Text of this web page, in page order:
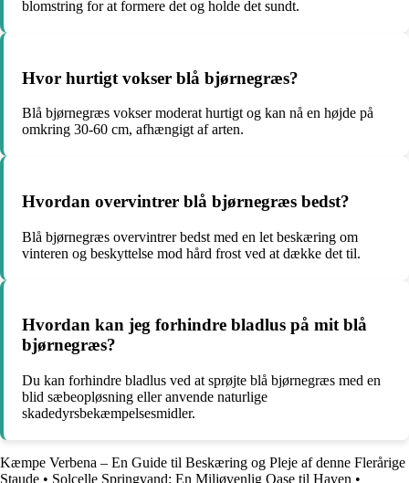
blomstring for at formere det og holde det sundt.
Hvor hurtigt vokser blå bjørnegræs?
Blå bjørnegræs vokser moderat hurtigt og kan nå en højde på
omkring 30-60 cm, afhængigt af arten.
Hvordan overvintrer blå bjørnegræs bedst?
Blå bjørnegræs overvintrer bedst med en let beskæring om
vinteren og beskyttelse mod hård frost ved at dække det til.
Hvordan kan jeg forhindre bladlus på mit blå
bjørnegræs?
Du kan forhindre bladlus ved at sprøjte blå bjørnegræs med en
blid sæbeopløsning eller anvende naturlige
skadedyrsbekæmpelsesmidler.
Kæmpe Verbena – En Guide til Beskæring og Pleje af denne Flerårige
Staude • Solcelle Springvand: En Miljøvenlig Oase til Haven •